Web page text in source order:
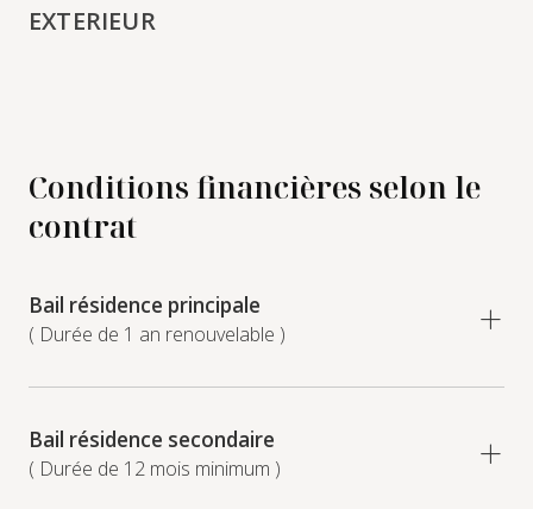
EXTERIEUR
Conditions financières selon le
contrat
Bail résidence principale
( Durée de 1 an renouvelable )
Bail résidence secondaire
( Durée de 12 mois minimum )